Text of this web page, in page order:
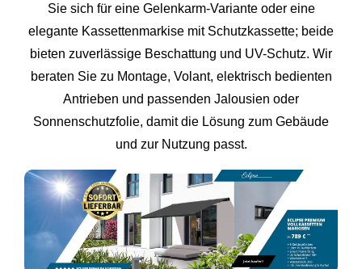
Sie sich für eine Gelenkarm-Variante oder eine
elegante Kassettenmarkise mit Schutzkassette; beide
bieten zuverlässige Beschattung und UV-Schutz. Wir
beraten Sie zu Montage, Volant, elektrisch bedienten
Antrieben und passenden Jalousien oder
Sonnenschutzfolie, damit die Lösung zum Gebäude
und zur Nutzung passt.